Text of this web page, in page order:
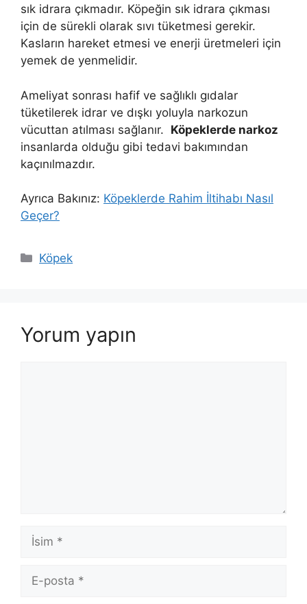
sık idrara çıkmadır. Köpeğin sık idrara çıkması
için de sürekli olarak sıvı tüketmesi gerekir.
Kasların hareket etmesi ve enerji üretmeleri için
yemek de yenmelidir.
Ameliyat sonrası hafif ve sağlıklı gıdalar
tüketilerek idrar ve dışkı yoluyla narkozun
vücuttan atılması sağlanır. Köpeklerde narkoz
insanlarda olduğu gibi tedavi bakımından
kaçınılmazdır.
Ayrıca Bakınız: Köpeklerde Rahim İltihabı Nasıl
Geçer?
Kategoriler
Köpek
Yorum yapın
İsim
posta